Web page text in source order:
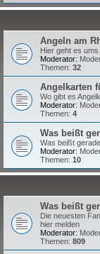
Angeln am
Hier geht es
Moderator:
Themen: 32
Angelkarten
Wo gibt es
Moderator:
Themen: 4
Was beißt
Was beißt
Moderator:
Themen: 10
Was beißt
Die neuesten
hier melden
Moderator:
Themen: 809